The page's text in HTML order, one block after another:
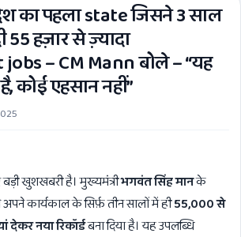
का पहला state जिसने 3 साल
हज़ार से ज़्यादा
– CM Mann बोले – “यह
कोई एहसान नहीं”
खुशखबरी है। मुख्यमंत्रीभगवंत सिंह मानके
कार्यकाल के सिर्फ़ तीन सालों में ही55,000से
देकर नया रिकॉर्डबना दिया है। यह उपलब्धि